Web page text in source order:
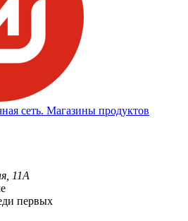
сеть. Магазины продуктов
11А
первых